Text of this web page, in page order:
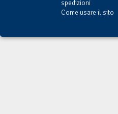
spedizioni
Come usare il sito